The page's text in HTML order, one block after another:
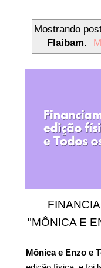
Mostrando
Flaibam.
"MÔNICA E
Mônica e Enzo e